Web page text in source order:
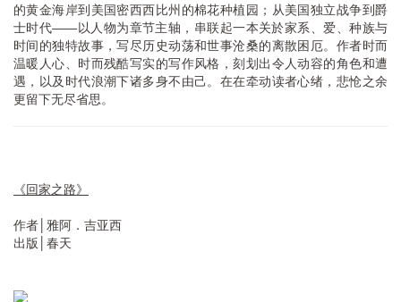
的黄金海岸到美国密西西比州的棉花种植园；从美国独立战争到爵
士时代——以人物为章节主轴，串联起一本关於家系、爱、种族与
时间的独特故事，写尽历史动荡和世事沧桑的离散困厄。作者时而
温暖人心、时而残酷写实的写作风格，刻划出令人动容的角色和遭
遇，以及时代浪潮下诸多身不由己。在在牵动读者心绪，悲怆之余
更留下无尽省思。
《回家之路》
作者│雅阿．吉亚西
出版│春天